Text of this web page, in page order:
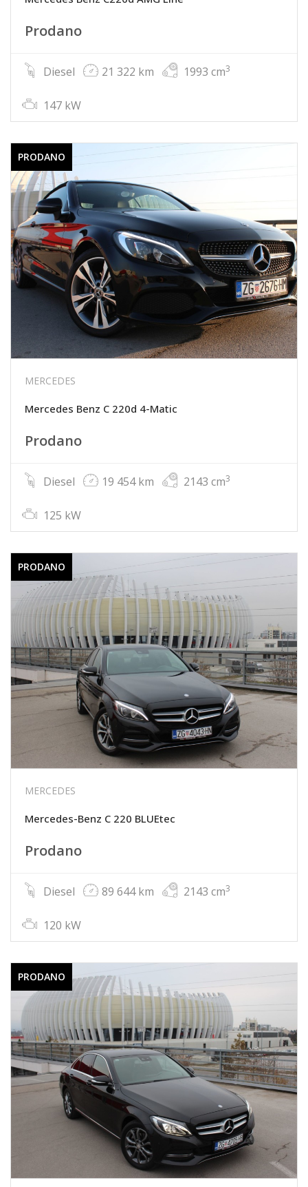
Prodano
Diesel 21 322 km 1993 cm3
147 kW
PRODANO
MERCEDES
Mercedes Benz C 220d 4-Matic
Prodano
Diesel 19 454 km 2143 cm3
125 kW
PRODANO
MERCEDES
Mercedes-Benz C 220 BLUEtec
Prodano
Diesel 89 644 km 2143 cm3
120 kW
PRODANO